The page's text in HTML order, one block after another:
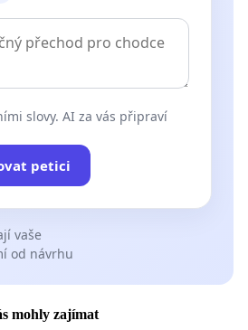
slovy. AI za vás připraví
petici
vaše
od návrhu
mohly zajímat